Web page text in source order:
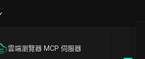
雲端瀏覽器 MCP 伺服器